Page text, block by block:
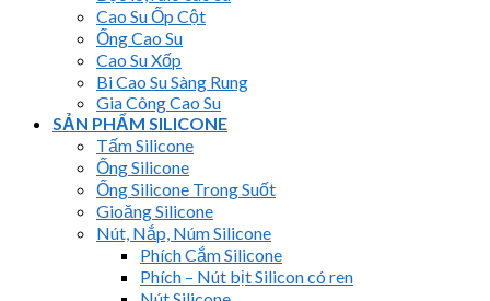
Cao Su Ốp Cột
Ống Cao Su
Cao Su Xốp
Bi Cao Su Sàng Rung
Gia Công Cao Su
SẢN PHẨM SILICONE
Tấm Silicone
Ống Silicone
Ống Silicone Trong Suốt
Gioăng Silicone
Nút, Nắp, Núm Silicone
Phích Cắm Silicone
Phích – Nút bịt Silicon có ren